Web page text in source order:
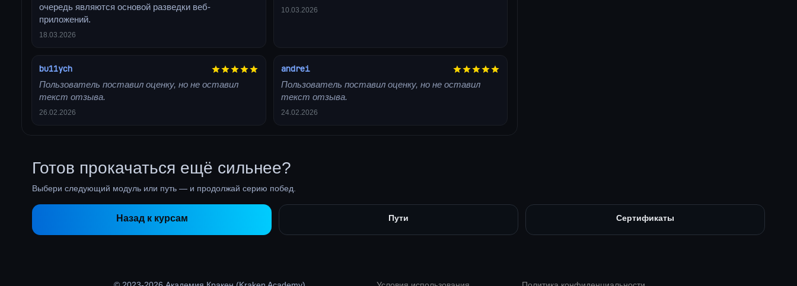
очередь являются основой разведки веб-
приложений.
18.03.2026
10.03.2026
bu11ych
Пользователь поставил оценку, но не оставил
текст отзыва.
26.02.2026
andrei
Пользователь поставил оценку, но не оставил
текст отзыва.
24.02.2026
Готов прокачаться ещё сильнее?
Выбери следующий модуль или путь — и продолжай серию побед.
Назад к курсам Пути Сертификаты